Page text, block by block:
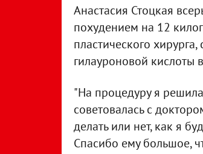
Анастасия Стоцкая
похудением на 12
пластического
гилауроновой кислоты
"На процедуру я
советовалась с
делать или нет, как я
Спасибо ему большое,